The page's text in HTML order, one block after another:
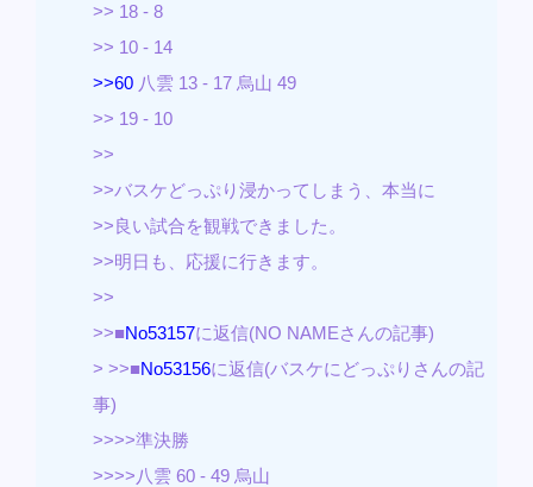
>> 18 - 8
>> 10 - 14
>>60 八雲 13 - 17 烏山 49
>> 19 - 10
>>
>>バスケどっぷり浸かってしまう、本当に
>>良い試合を観戦できました。
>>明日も、応援に行きます。
>>
>>■No53157に返信(NO NAMEさんの記事)
> >>■No53156に返信(バスケにどっぷりさんの記
事)
>>>>準決勝
>>>>八雲 60 - 49 烏山